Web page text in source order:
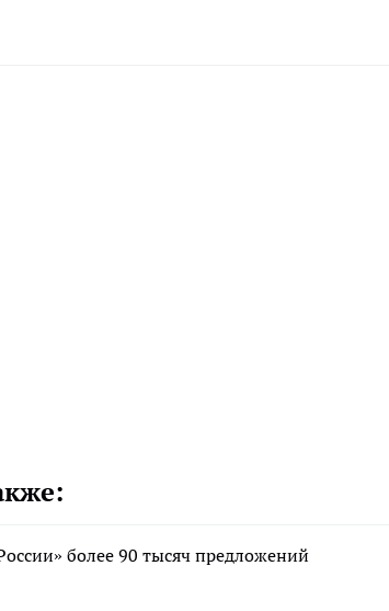
более 90 тысяч предложений